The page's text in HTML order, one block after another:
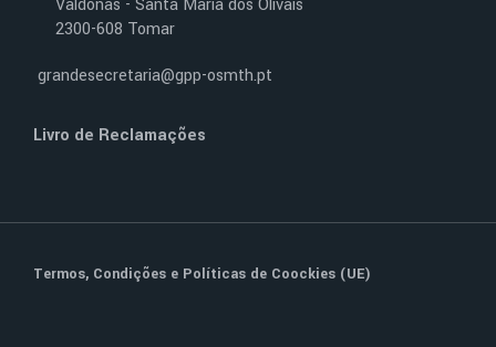
2300-608 Tomar
grandesecretaria@gpp-osmth.pt
Livro de Reclamações
Termos, Condições e Políticas de Coockies (UE)